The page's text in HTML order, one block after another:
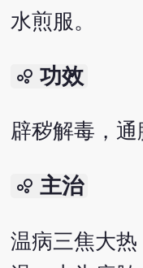
水煎服。
bubble_chart 功效
辟秽解毒，通
bubble_chart 主治
温病三焦大